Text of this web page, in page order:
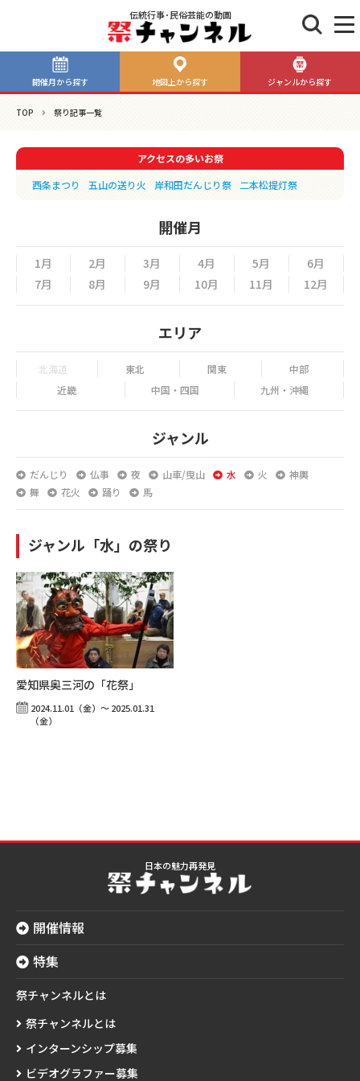
伝統行事･民俗芸能の動画
開催月から探す 地図上から探す ジャンルから探す
TOP 祭り記事一覧
アクセスの多いお祭
西条まつり
五山の送り火 岸和田だんじり祭 二本松提灯祭
開催月
1月 2月 3月 4月 5月
6月
7月
8月 9月 10月 11月 12月
エリア
北海道 東北 関東
中部
近畿
中国・四国 九州・沖縄
ジャンル
だんじり 仏事 夜 山車/曳山 水 火
神輿
舞
花火 踊り 馬
ジャンル「水」の祭り
愛知県奥三河の「花祭」
2024.11.01（金）～ 2025.01.31
（金）
日本の魅力再発見
開催情報
特集
祭チャンネルとは
祭チャンネルとは
インターンシップ募集
ビデオグラファー募集